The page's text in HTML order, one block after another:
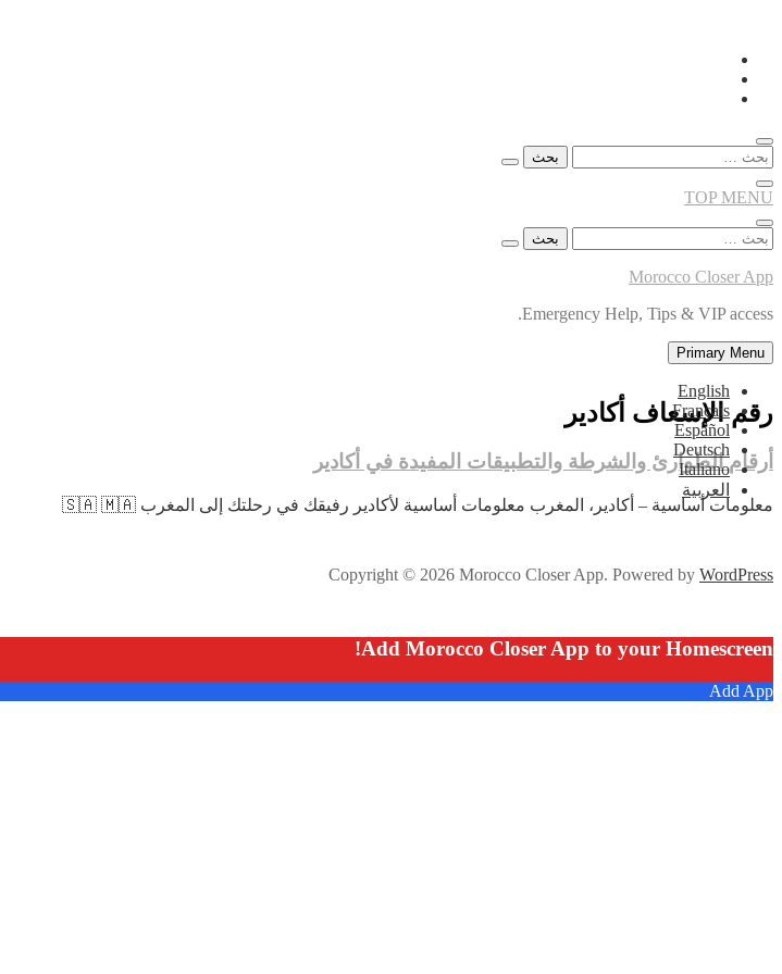
Skip
content
البحث
TOP MENU
البحث
Morocco Closer App
Emergency Help, Tips & VIP access.
Primary Menu
English
Français
Español
Deutsch
Italiano
العربية
رقم الإسعاف أكادير
أرقام الطوارئ والشرطة والتطبيقات المفيدة في أكادير
معلومات أساسية – أكادير، المغرب معلومات أساسية لأكادير رفيقك في رحلتك إلى المغرب 🇸🇦 🇲🇦
Copyright © 2026 Morocco Closer App. Powered by WordPress
Add Morocco Closer App to your Homescreen!
Add App